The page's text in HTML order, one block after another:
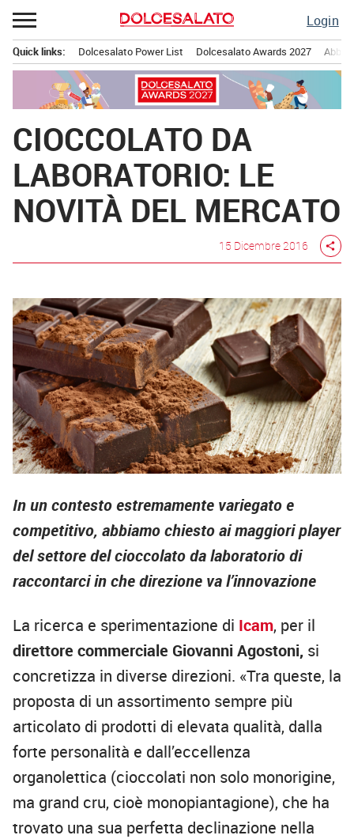
Passa
al
contenuto
Login
principale
Quick links: Dolcesalato Power List Dolcesalato Awards 2027
CIOCCOLATO DA
LABORATORIO: LE
NOVITÀ DEL MERCATO
15 Dicembre 2016 share
In un contesto estremamente variegato e
competitivo, abbiamo chiesto ai maggiori player
del settore del cioccolato da laboratorio di
raccontarci in che direzione va l’innovazione
La ricerca e sperimentazione di Icam, per il
direttore commerciale Giovanni Agostoni, si
concretizza in diverse direzioni. «Tra queste, la
proposta di un assortimento sempre più
articolato di prodotti di elevata qualità, dalla
forte personalità e dall’eccellenza
organolettica (cioccolati non solo monorigine,
ma grand cru, cioè monopiantagione), che ha
trovato una sua perfetta declinazione nella